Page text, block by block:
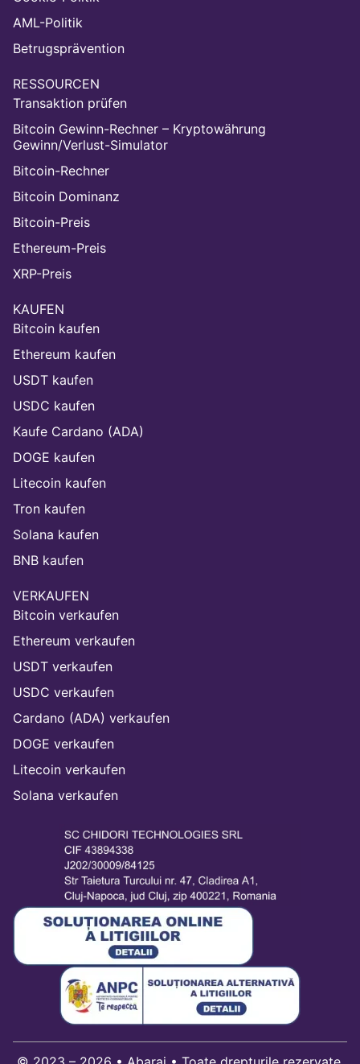
AML-Politik
Betrugsprävention
RESSOURCEN
Transaktion prüfen
Bitcoin Gewinn-Rechner – Kryptowährung
Gewinn/Verlust-Simulator
Bitcoin-Rechner
Bitcoin Dominanz
Bitcoin-Preis
Ethereum-Preis
XRP-Preis
KAUFEN
Bitcoin kaufen
Ethereum kaufen
USDT kaufen
USDC kaufen
Kaufe Cardano (ADA)
DOGE kaufen
Litecoin kaufen
Tron kaufen
Solana kaufen
BNB kaufen
VERKAUFEN
Bitcoin verkaufen
Ethereum verkaufen
USDT verkaufen
USDC verkaufen
Cardano (ADA) verkaufen
DOGE verkaufen
Litecoin verkaufen
Solana verkaufen